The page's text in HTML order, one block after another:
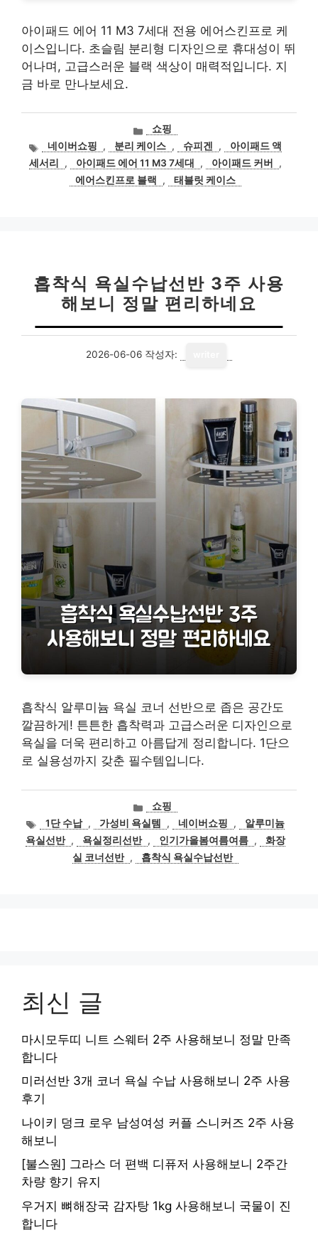
아이패드 에어 11 M3 7세대 전용 에어스킨프로 케
이스입니다. 초슬림 분리형 디자인으로 휴대성이 뛰
어나며, 고급스러운 블랙 색상이 매력적입니다. 지
금 바로 만나보세요.
카
테
고
리
쇼핑
태
그
네이버쇼핑 , 분리 케이스 , 슈피겐 ,
아이패드 액
세서리
, 아이패드 에어 11 M3 7세대 , 아이패드 커버
,
에어스킨프로 블랙
, 태블릿 케이스
흡착식 욕실수납선반 3주 사용
해보니 정말 편리하네요
2026-06-06 작성자:
흡착식 알루미늄 욕실 코너 선반으로 좁은 공간도
깔끔하게! 튼튼한 흡착력과 고급스러운 디자인으로
욕실을 더욱 편리하고 아름답게 정리합니다. 1단으
로 실용성까지 갖춘 필수템입니다.
카
테
고
리
쇼핑
태
그
1단 수납 , 가성비 욕실템 , 네이버쇼핑 ,
알루미늄
욕실선반 , 욕실정리선반 , 인기가을봄여름여름 ,
화장
실 코너선반 , 흡착식 욕실수납선반
최신 글
마시모두띠 니트 스웨터 2주 사용해보니 정말 만족
합니다
미러선반 3개 코너 욕실 수납 사용해보니 2주 사용
후기
나이키 덩크 로우 남성여성 커플 스니커즈 2주 사용
해보니
[불스원] 그라스 더 편백 디퓨저 사용해보니 2주간
차량 향기 유지
우거지 뼈해장국 감자탕 1kg 사용해보니 국물이 진
합니다